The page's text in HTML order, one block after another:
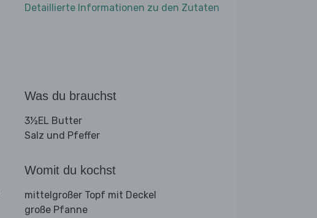
Detaillierte Informationen zu den Zutaten
Was du brauchst
3½EL Butter
Salz und Pfeffer
Womit du kochst
mittelgroßer Topf mit Deckel
große Pfanne